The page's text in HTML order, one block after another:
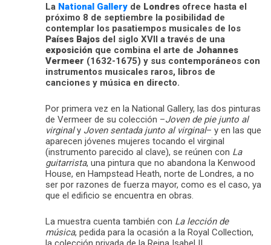
La National Gallery de Londres ofrece hasta el
próximo 8 de septiembre la posibilidad de
contemplar los pasatiempos musicales de los
Países Bajos del siglo XVII a través de una
exposición que combina el arte de Johannes
Vermeer (1632-1675) y sus contemporáneos con
instrumentos musicales raros, libros de
canciones y música en directo.
Por primera vez en la National Gallery, las dos pinturas
de Vermeer de su colección –Joven de pie junto al
virginaly Joven sentada junto al virginal– y en las que
aparecen jóvenes mujeres tocando el virginal
(instrumento parecido al clave), se reúnen con La
guitarrista, una pintura que no abandona la Kenwood
House, en Hampstead Heath, norte de Londres, a no
ser por razones de fuerza mayor, como es el caso, ya
que el edificio se encuentra en obras.
La muestra cuenta también con La lección de
música, pedida para la ocasión a la Royal Collection,